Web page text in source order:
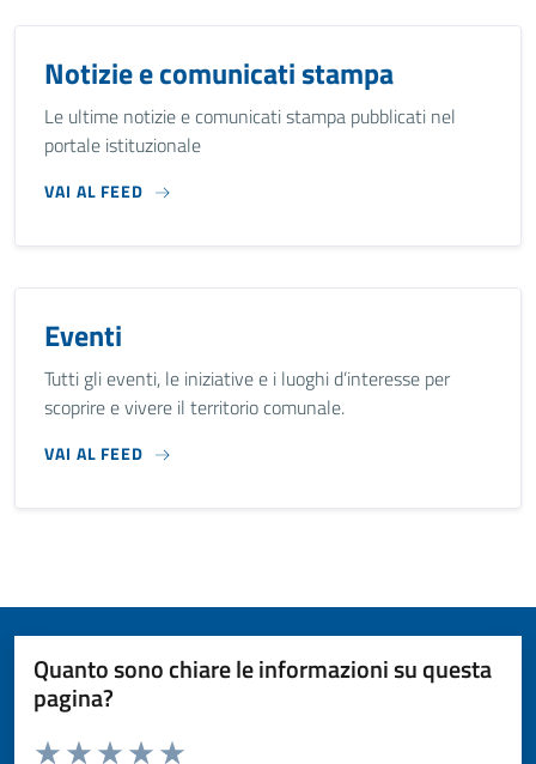
Notizie e comunicati stampa
Le ultime notizie e comunicati stampa pubblicati nel
portale istituzionale
VAI AL FEED
Eventi
Tutti gli eventi, le iniziative e i luoghi d’interesse per
scoprire e vivere il territorio comunale.
VAI AL FEED
Quanto sono chiare le informazioni su questa
pagina?
Valuta da 1 a 5 stelle la pagina